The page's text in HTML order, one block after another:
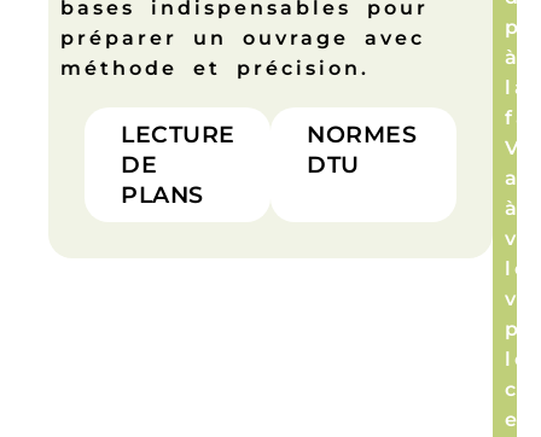
bases indispensables pour
préparer un ouvrage avec
méthode et précision.
LECTURE
DE
PLANS
NORMES
DTU
à
la
à
et